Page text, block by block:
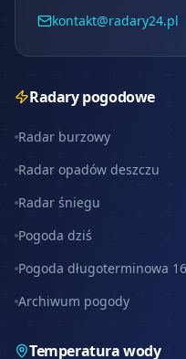
kontakt@radary24.pl
Radary pogodowe
Radar burzowy
Radar opadów deszczu
Radar śniegu
Pogoda dziś
Pogoda długoterminowa
Archiwum pogody
Temperatura wody